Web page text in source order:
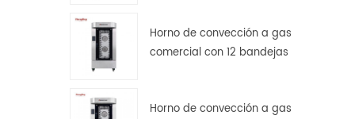
Horno de convección a gas
comercial con 12 bandejas
Horno de convección a gas